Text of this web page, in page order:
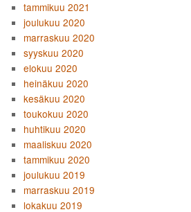
tammikuu 2021
joulukuu 2020
marraskuu 2020
syyskuu 2020
elokuu 2020
heinäkuu 2020
kesäkuu 2020
toukokuu 2020
huhtikuu 2020
maaliskuu 2020
tammikuu 2020
joulukuu 2019
marraskuu 2019
lokakuu 2019